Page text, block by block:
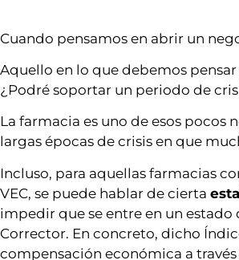
Cuando pensamos en abrir un
Aquello en lo que debemos
¿Podré soportar un periodo de
La farmacia es uno de esos pocos
largas épocas de crisis en que
Incluso, para aquellas farmacias
VEC, se puede hablar de cierta
impedir que se entre en un
Corrector. En concreto, dicho
compensación económica a